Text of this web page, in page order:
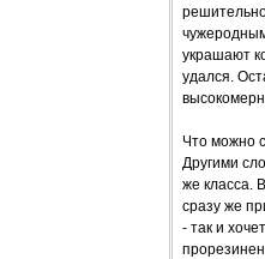
украшают
удался.
Что можно
Другими
же класса.
сразу же
- так и